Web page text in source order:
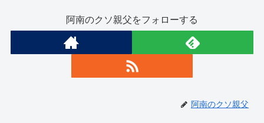
阿南のクソ親父をフォローする
阿南のクソ親父